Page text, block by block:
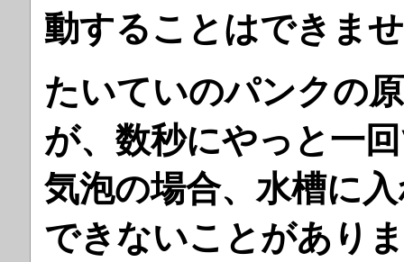
動することはできま
たいていのパンクの
が、数秒にやっと一
気泡の場合、水槽に
できないことがあり